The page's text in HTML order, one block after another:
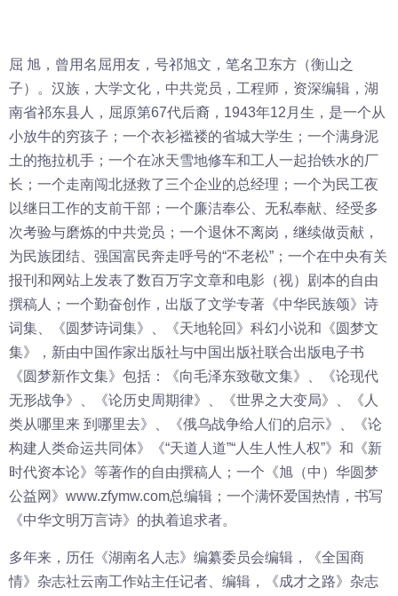
屈 旭，曾用名屈用友，号祁旭文，笔名卫东方（衡山之
子）。汉族，大学文化，中共党员，工程师，资深编辑，湖
南省祁东县人，屈原第67代后裔，1943年12月生，是一个从
小放牛的穷孩子；一个衣衫褴褛的省城大学生；一个满身泥
土的拖拉机手；一个在冰天雪地修车和工人一起抬铁水的厂
长；一个走南闯北拯救了三个企业的总经理；一个为民工夜
以继日工作的支前干部；一个廉洁奉公、无私奉献、经受多
次考验与磨炼的中共党员；一个退休不离岗，继续做贡献，
为民族团结、强国富民奔走呼号的“不老松”；一个在中央有关
报刊和网站上发表了数百万字文章和电影（视）剧本的自由
撰稿人；一个勤奋创作，出版了文学专著《中华民族颂》诗
词集、《圆梦诗词集》、《天地轮回》科幻小说和《圆梦文
集》，新由中国作家出版社与中国出版社联合出版电子书
《圆梦新作文集》包括：《向毛泽东致敬文集》、《论现代
无形战争》、《论历史周期律》、《世界之大变局》、《人
类从哪里来 到哪里去》、《俄乌战争给人们的启示》、《论
构建人类命运共同体》《“天道人道”“人生人性人权”》和《新
时代资本论》等著作的自由撰稿人；一个《旭（中）华圆梦
公益网》www.zfymw.com总编辑；一个满怀爱国热情，书写
《中华文明万言诗》的执着追求者。
多年来，历任《湖南名人志》编纂委员会编辑，《全国商
情》杂志社云南工作站主任记者、编辑，《成才之路》杂志